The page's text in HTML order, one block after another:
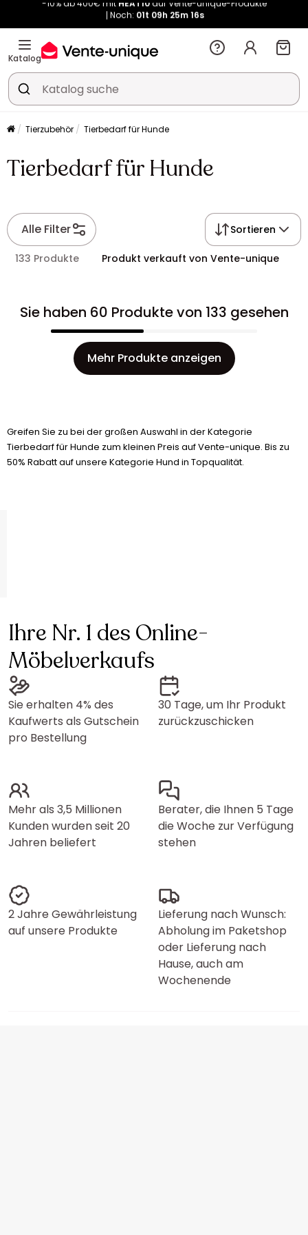
Noch:01t 09h 25m15s
Kauf-unique wird zu Vente-unique - Gleicher Shop, neuer Name!
-10% ab 400€ mit
auf Vente-unique-Produkte
Noch:01t09h
Katalog
Tierzubehör Tierbedarf für Hunde
Tierbedarf für Hunde
Alle Filter Sortieren
133 Produkte Produkt verkauft von Vente-unique
Sie haben 60 Produkte von 133 gesehen
Mehr Produkte anzeigen
Greifen Sie zu bei der großen Auswahl in der Kategorie
Tierbedarf für Hunde zum kleinen Preis auf Vente-unique. Bis zu
50% Rabatt auf unsere Kategorie Hund in Topqualität.
Ihre Nr. 1 des Online-
Möbelverkaufs
Sie erhalten 4% des
Kaufwerts als Gutschein
pro Bestellung
30 Tage, um Ihr Produkt
zurückzuschicken
Mehr als 3,5 Millionen
Kunden wurden seit 20
Jahren beliefert
Berater, die Ihnen 5 Tage
die Woche zur Verfügung
stehen
2 Jahre Gewährleistung
auf unsere Produkte
Lieferung nach Wunsch:
Abholung im Paketshop
oder Lieferung nach
Hause, auch am
Wochenende